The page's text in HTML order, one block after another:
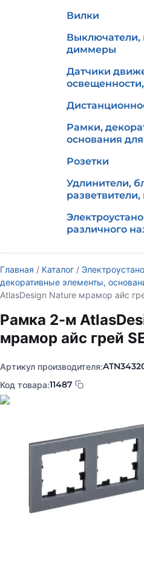
Вилки
Выключатели,
диммеры
Датчики
Рамки,
основания
Розетки
Удлинители,
различного
Главная / Каталог /
декоративные элементы,
AtlasDesign Nature мрамор айс
Рамка 2-м
мрамор айс грей
Артикул производителя:
Код товара:11487